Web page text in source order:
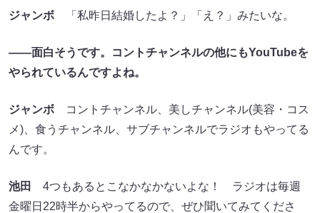
ジャンボ 「私昨日結婚したよ？」「え？」みたいな。
――面白そうです。コントチャンネルの他にもYouTubeを
やられているんですよね。
ジャンボ コントチャンネル、美しチャンネル(美容・コス
メ)、食うチャンネル、サブチャンネルでラジオもやってる
んです。
池田
4つもあるとこなかなかないよな！ ラジオは毎週
金曜日22時半からやってるので、ぜひ聞いてみてくださ